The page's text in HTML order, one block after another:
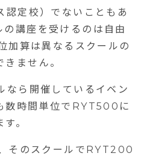
認定校）でないこともあ
の講座を受けるのは自由
算は異なるスクールの
ません。
なら開催しているイベン
数時間単位でRYT500に
。
そのスクールでRYT200